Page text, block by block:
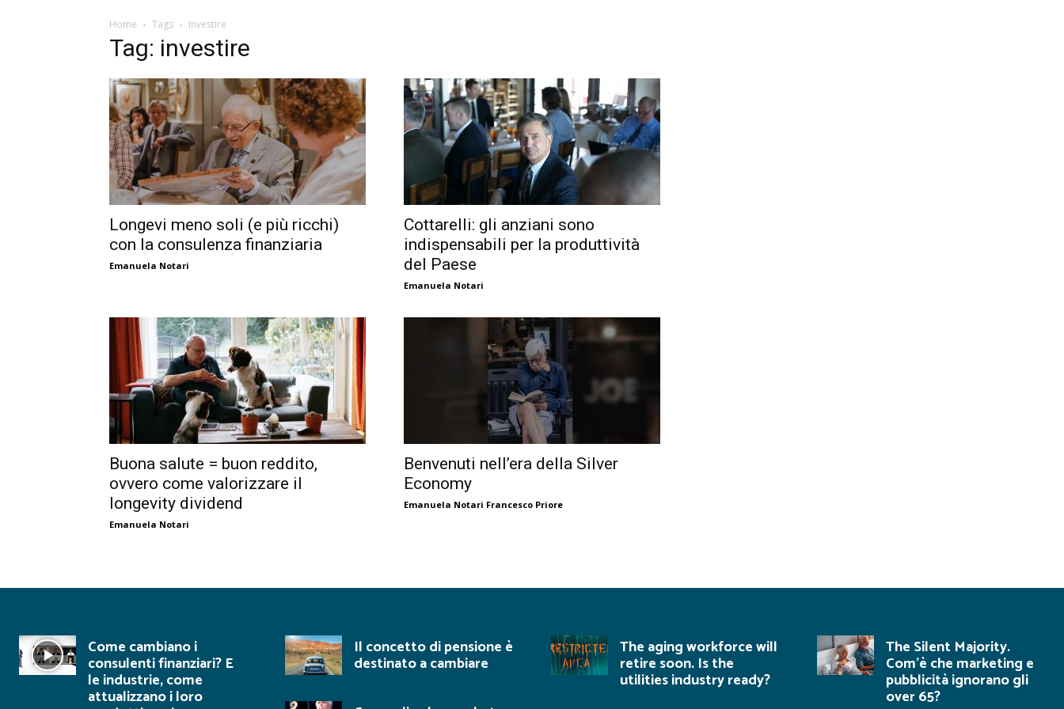
Home Tags Investire
Tag: investire
Longevi meno soli (e più ricchi)
con la consulenza finanziaria
Emanuela Notari
Cottarelli: gli anziani sono
indispensabili per la produttività
del Paese
Emanuela Notari
Buona salute = buon reddito,
ovvero come valorizzare il
longevity dividend
Emanuela Notari
Benvenuti nell’era della Silver
Economy
Emanuela Notari Francesco Priore
Come cambiano i
consulenti finanziari? E
le industrie, come
attualizzano i loro
Il concetto di pensione è
destinato a cambiare
The aging workforce will
retire soon. Is the
utilities industry ready?
The Silent Majority.
Com’è che marketing e
pubblicità ignorano gli
over 65?